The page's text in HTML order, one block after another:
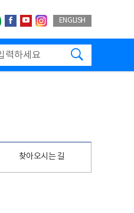
네이버블로그
페이스북
유투브인스타그랩
ENGLISH
찾아오시는 길